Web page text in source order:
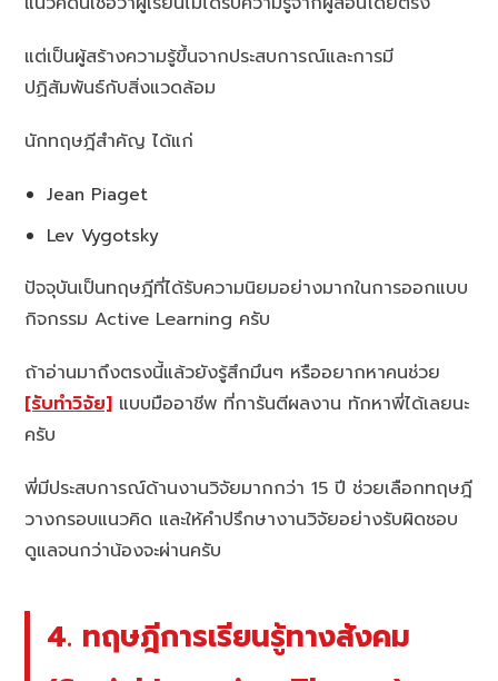
แต่เป็นผู้สร้างความรู้ขึ้นจากประสบการณ์และการมี
ปฏิสัมพันธ์กับสิ่งแวดล้อม
นักทฤษฎีสำคัญ ได้แก่
Jean Piaget
Lev Vygotsky
ปัจจุบันเป็นทฤษฎีที่ได้รับความนิยมอย่างมากในการออกแบบ
กิจกรรม Active Learning ครับ
ถ้าอ่านมาถึงตรงนี้แล้วยังรู้สึกมึนๆ หรืออยากหาคนช่วย
[รับทำวิจัย] แบบมืออาชีพ ที่การันตีผลงาน ทักหาพี่ได้เลยนะ
ครับ
พี่มีประสบการณ์ด้านงานวิจัยมากกว่า 15 ปี ช่วยเลือกทฤษฎี
วางกรอบแนวคิด และให้คำปรึกษางานวิจัยอย่างรับผิดชอบ
ดูแลจนกว่าน้องจะผ่านครับ
4. ทฤษฎีการเรียนรู้ทางสังคม